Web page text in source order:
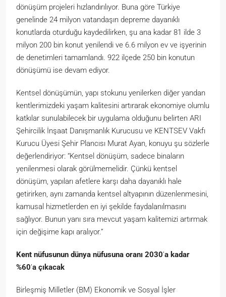
dönüşüm projeleri hızlandırılıyor. Buna göre Türkiye
genelinde 24 milyon vatandaşın depreme dayanıklı
konutlarda oturduğu kaydedilirken, şu ana kadar 81 ilde 3
milyon 200 bin konut yenilendi ve 6.6 milyon ev ve işyerinin
de denetimleri tamamlandı. 922 ilçede 250 bin konutun
dönüşümü ise devam ediyor.
Kentsel dönüşümün, yapı stokunu yenilerken diğer yandan
kentlerimizdeki yaşam kalitesini artırarak ekonomiye olumlu
katkılar sunulabilecek bir uygulama olduğunu belirten ARI
Şehircilik İnşaat Danışmanlık Kurucusu ve KENTSEV Vakfı
Kurucu Üyesi Şehir Plancısı Murat Ayan, konuyu şu sözlerle
değerlendiriyor: “Kentsel dönüşüm, sadece binaların
yenilenmesi olarak görülmemelidir. Çünkü kentsel
dönüşüm, yapıları afetlere karşı daha dayanıklı hale
getirirken, aynı zamanda kentsel altyapının düzenlenmesini,
kamusal hizmetlerden en iyi şekilde faydalanılmasını
sağlıyor. Bunun yanı sıra mevcut yaşam kalitemizi artırmak
için değişime kapı aralıyor.”
Kent nüfusunun dünya nüfusuna oranı 2030’a kadar
%60’a çıkacak
Birleşmiş Milletler (BM) Ekonomik ve Sosyal İşler